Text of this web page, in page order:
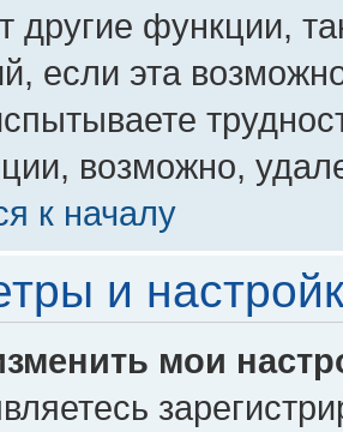
другие функции,
если эта
возможно,
к началу
и
мои